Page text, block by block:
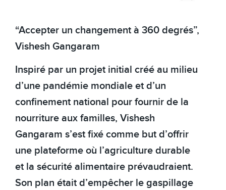
“Accepter un changement à 360 degrés”,
Vishesh Gangaram
Inspiré par un projet initial créé au milieu
d’une pandémie mondiale et d’un
confinement national pour fournir de la
nourriture aux familles, Vishesh
Gangaram s’est fixé comme but d’offrir
une plateforme où l’agriculture durable
et la sécurité alimentaire prévaudraient.
Son plan était d’empêcher le gaspillage